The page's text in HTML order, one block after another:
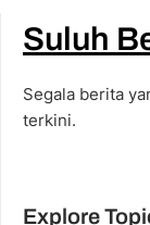
Suluh
Segala berita
terkini.
Explore